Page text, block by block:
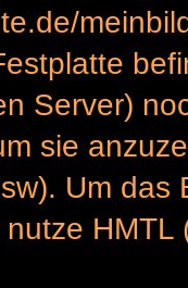
Server)
sie
Um
HMTL